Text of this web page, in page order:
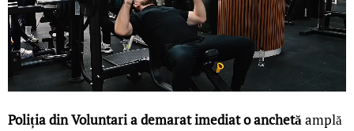
Poliția din Voluntari a demarat imediat o anchetăamplă